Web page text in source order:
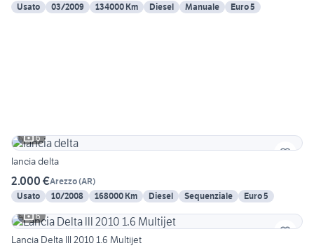
Usato
03/2009 134000 Km Diesel Manuale Euro 5
6
lancia delta
2.000 €Arezzo(AR)
Usato
10/2008 168000 Km Diesel Sequenziale
Euro 5
6
Lancia Delta lll 2010 1.6 Multijet